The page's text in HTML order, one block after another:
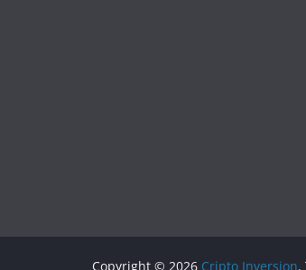
Copyright © 2026 Cripto Inversion.